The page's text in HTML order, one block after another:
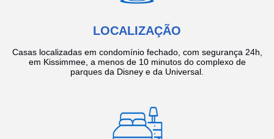
LOCALIZAÇÃO
Casas localizadas em condomínio fechado, com segurança 24h,
em Kissimmee, a menos de 10 minutos do complexo de
parques da Disney e da Universal.